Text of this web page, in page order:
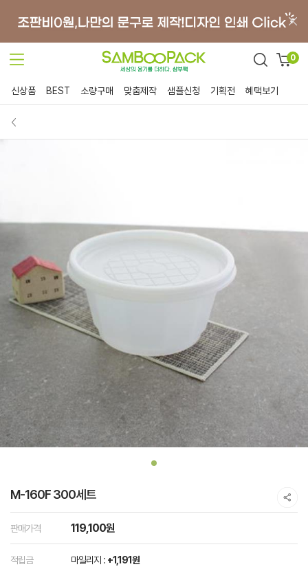
0
신상품 BEST 소량구매 맞춤제작 샘플신청 기획전 혜택보기
M-160F 300세트
판매가격 119,100원
적립금 마일리지 : +1,191원